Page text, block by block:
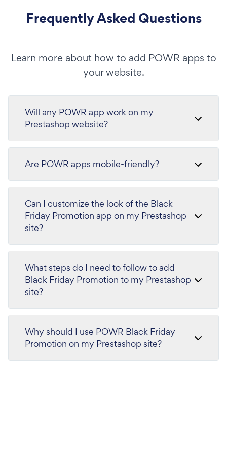
Frequently Asked Questions
Learn more about how to add POWR apps to
your website.
Will any POWR app work on my
Prestashop website?
Are POWR apps mobile-friendly?
Can I customize the look of the Black
Friday Promotion app on my Prestashop
site?
What steps do I need to follow to add
Black Friday Promotion to my Prestashop
site?
Why should I use POWR Black Friday
Promotion on my Prestashop site?